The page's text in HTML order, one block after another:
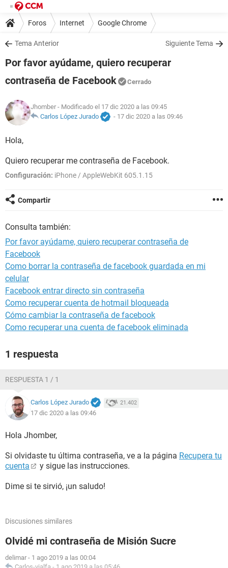
Foros Internet Google Chrome
Tema Anterior Siguiente Tema
Por favor ayúdame, quiero recuperar
contraseña de Facebook
Cerrado
Jhomber - Modificado el 17 dic 2020 a las 09:45
Carlos López Jurado
- 17 dic 2020 a las 09:46
Hola,
Quiero recuperar me contraseña de Facebook.
Configuración: iPhone / AppleWebKit 605.1.15
Compartir
Consulta también:
Por favor ayúdame, quiero recuperar contraseña de
Facebook
Como borrar la contraseña de facebook guardada en mi
celular
Facebook entrar directo sin contraseña
Como recuperar cuenta de hotmail bloqueada
Cómo cambiar la contraseña de facebook
Como recuperar una cuenta de facebook eliminada
1 respuesta
RESPUESTA 1 / 1
Carlos López Jurado 21.402
17 dic 2020 a las 09:46
Hola Jhomber,
Si olvidaste tu última contraseña, ve a la página Recupera tu
cuenta
y sigue las instrucciones.
Dime si te sirvió, ¡un saludo!
Discusiones similares
Olvidé mi contraseña de Misión Sucre
delimar - 1 ago 2019 a las 00:04